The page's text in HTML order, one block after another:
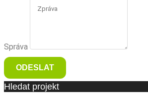
Správa
ODESLAT
Hledat projekt